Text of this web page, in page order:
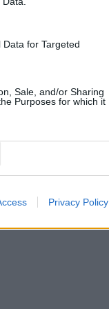
for Targeted
Sale, and/or Sharing
Purposes for which it
Privacy Policy
il
di via
Sicurezza,
del Comune